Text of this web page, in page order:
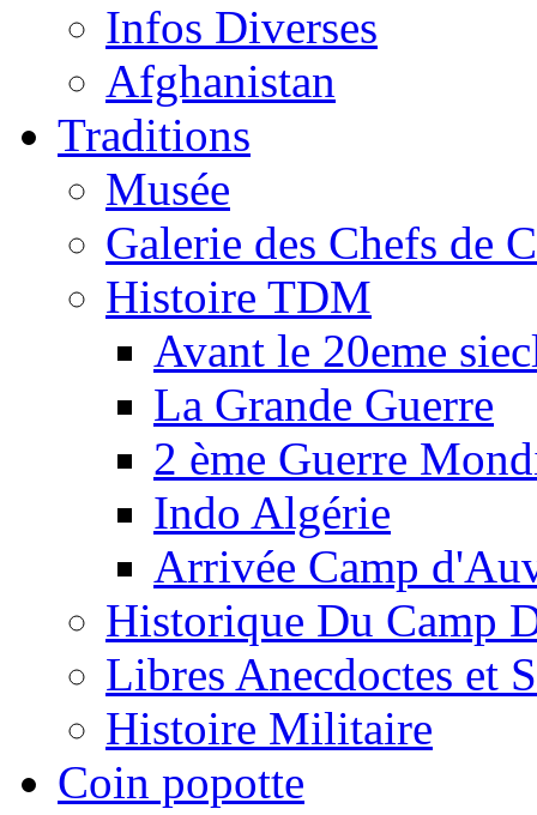
Infos Diverses
Afghanistan
Traditions
Musée
Galerie des Chefs de
Histoire TDM
Avant le 20eme
La Grande Guerre
2 ème Guerre
Indo Algérie
Arrivée Camp
Historique Du Camp
Libres Anecdoctes et
Histoire Militaire
Coin popotte